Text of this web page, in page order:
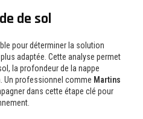
de sol
pour déterminer la solution
adaptée. Cette analyse permet
la profondeur de la nappe
Un professionnel comme Martins
dans cette étape clé pour